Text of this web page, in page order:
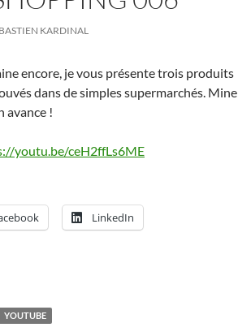
KARDINAL
encore, je vous présente trois produits
dans de simples supermarchés. Mine
avance !
youtu.be/ceH2ffLs6ME
LinkedIn
YOUTUBE